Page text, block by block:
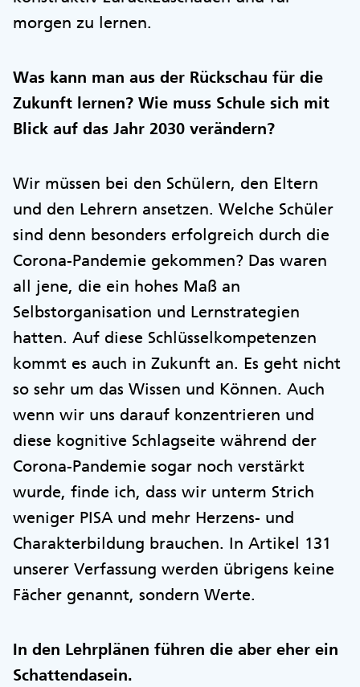
morgen zu lernen.
Was kann man aus der Rückschau für die
Zukunft lernen? Wie muss Schule sich mit
Blick auf das Jahr 2030 verändern?
Wir müssen bei den Schülern, den Eltern
und den Lehrern ansetzen. Welche Schüler
sind denn besonders erfolgreich durch die
Corona-Pandemie gekommen? Das waren
all jene, die ein hohes Maß an
Selbstorganisation und Lernstrategien
hatten. Auf diese Schlüsselkompetenzen
kommt es auch in Zukunft an. Es geht nicht
so sehr um das Wissen und Können. Auch
wenn wir uns darauf konzentrieren und
diese kognitive Schlagseite während der
Corona-Pandemie sogar noch verstärkt
wurde, finde ich, dass wir unterm Strich
weniger PISA und mehr Herzens- und
Charakterbildung brauchen. In Artikel 131
unserer Verfassung werden übrigens keine
Fächer genannt, sondern Werte.
In den Lehrplänen führen die aber eher ein
Schattendasein.